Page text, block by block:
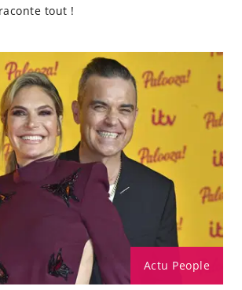
tout !
Actu People